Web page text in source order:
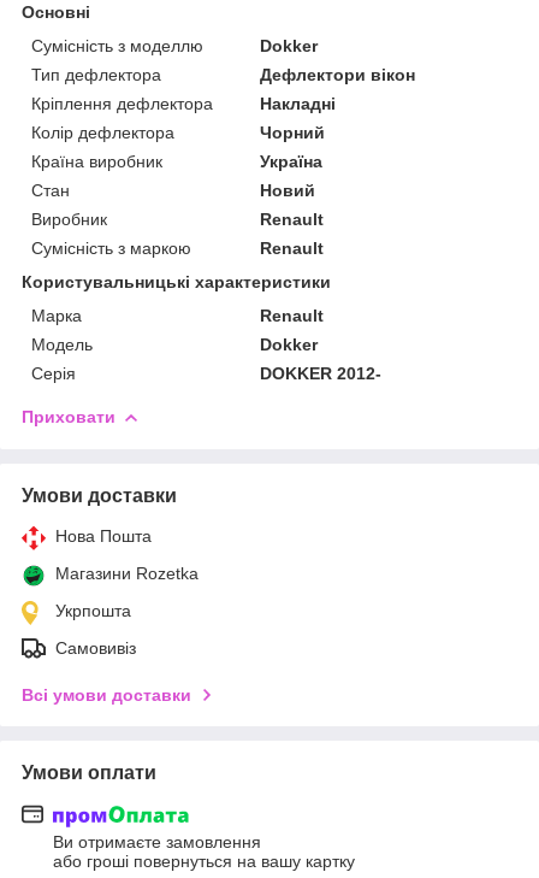
Основні
Сумісність з моделлю
Dokker
Тип дефлектора
Дефлектори вікон
Кріплення дефлектора
Накладні
Колір дефлектора
Чорний
Країна виробник
Україна
Стан
Новий
Виробник
Renault
Сумісність з маркою
Renault
Користувальницькі характеристики
Марка
Renault
Модель
Dokker
Серія
DOKKER 2012-
Приховати
Умови доставки
Нова Пошта
Магазини Rozetka
Укрпошта
Самовивіз
Всі умови доставки
Умови оплати
Ви отримаєте замовлення
або гроші повернуться на вашу картку